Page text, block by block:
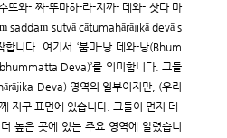
뜨와- 짜-뚜마하-라-지까- 데와- 삿다 마
saddaṃ sutvā cātumahārājikā devā s
니다. 여기서 ‘붐마-낭 데와-낭(Bhum
Deva)’를 의미합니다. 그들
Deva) 영역의 일부이지만, (우리
지구 표면에 있습니다. 그들이 먼저 데-
높은 곳에 있는 주요 영역에 알렸습니